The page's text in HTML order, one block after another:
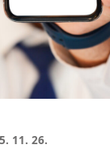
11. 26.